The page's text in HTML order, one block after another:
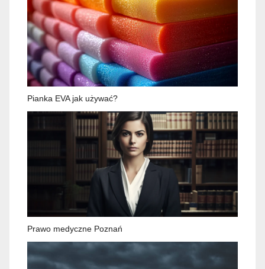
Pianka EVA jak używać?
Prawo medyczne Poznań